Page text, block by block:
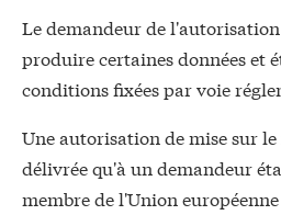
Le demandeur de
produire certaines données et
conditions fixées par voie
Une autorisation de mise sur
délivrée qu'à un demandeur
membre de l'Union